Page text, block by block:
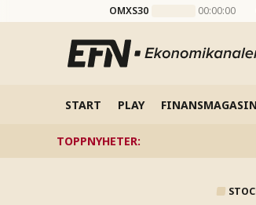
OMXS30 00:00:00
START PLAY
TOPPNYHETER: